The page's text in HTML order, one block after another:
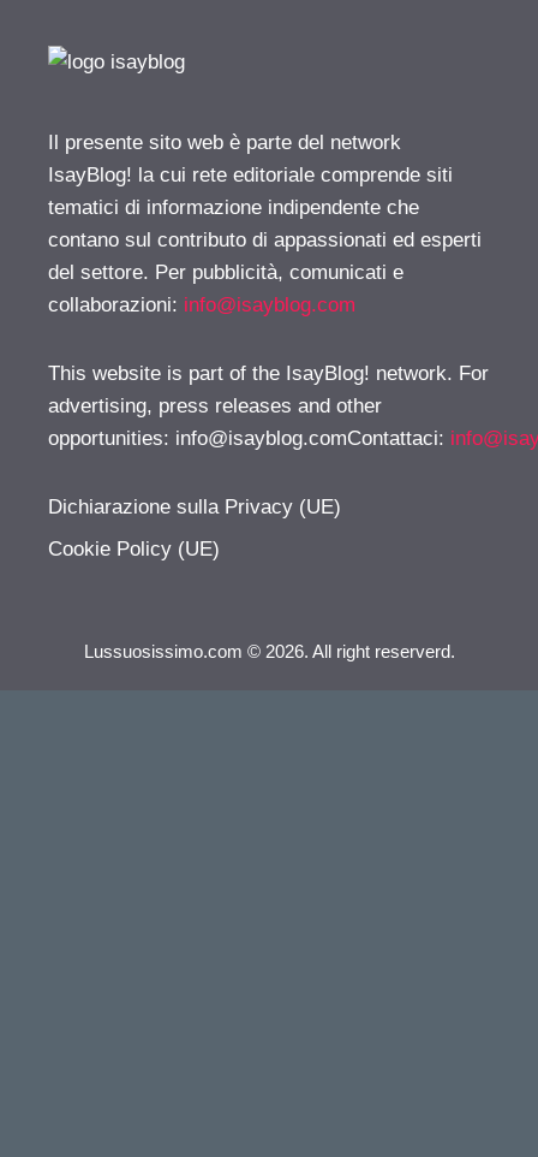
Il presente sito web è parte del network
IsayBlog! la cui rete editoriale comprende siti
tematici di informazione indipendente che
contano sul contributo di appassionati ed esperti
del settore. Per pubblicità, comunicati e
collaborazioni: info@isayblog.com
This website is part of the IsayBlog! network. For
advertising, press releases and other
opportunities: info@isayblog.comContattaci:
Dichiarazione sulla Privacy (UE)
Cookie Policy (UE)
Lussuosissimo.com © 2026. All right reserverd.